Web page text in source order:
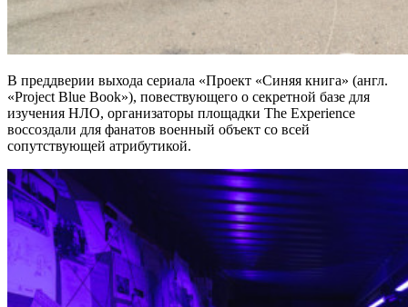
В преддверии выхода сериала «Проект «Синяя книга» (англ.
«Project Blue Book»), повествующего о секретной базе для
изучения НЛО, организаторы площадки The Experience
воссоздали для фанатов военный объект со всей
сопутствующей атрибутикой.